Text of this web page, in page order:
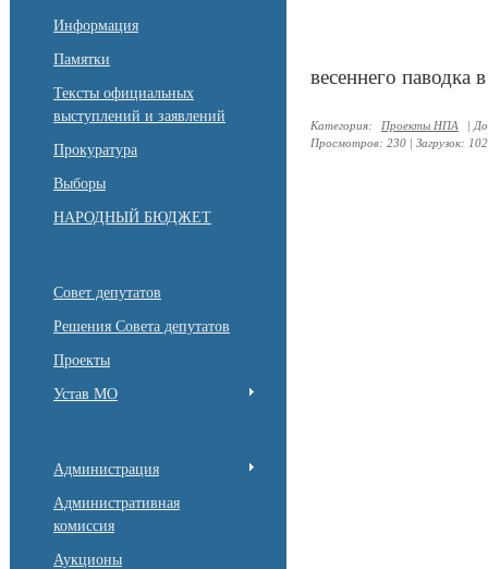
Информация
Памятки
Тексты официальных
выступлений и заявлений
Прокуратура
Выборы
НАРОДНЫЙ БЮДЖЕТ
Совет депутатов
Решения Совета депутатов
Проекты
Устав МО
Администрация
Административная
комиссия
Аукционы
весеннего паводка
Категория: Проекты НПА |
Просмотров: 230 | Загрузок: 102